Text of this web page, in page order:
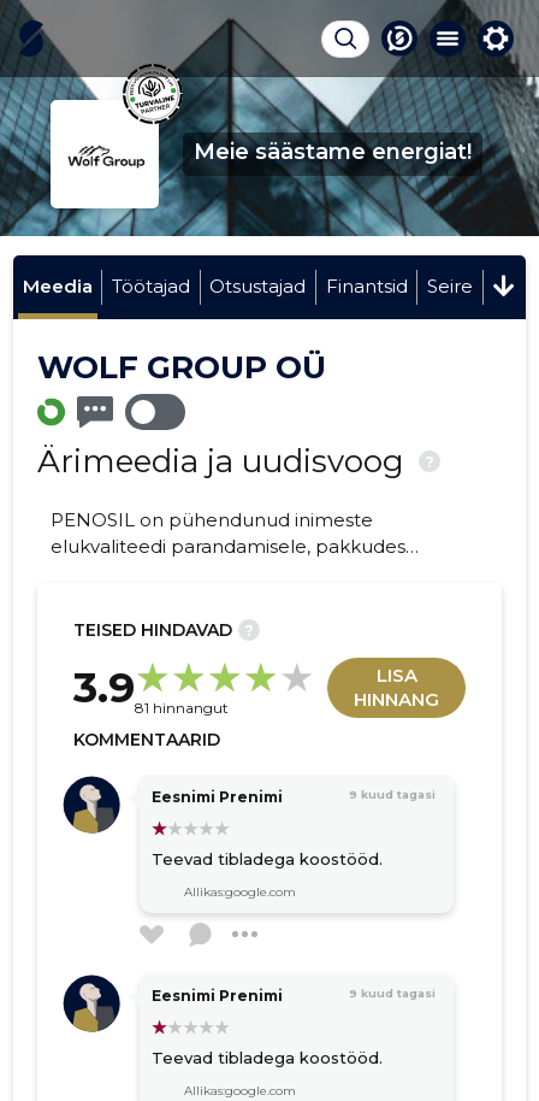
Meie säästame energiat!
Meedia Töötajad Otsustajad Finantsid Seire
WOLF GROUP OÜ
Ärimeedia ja uudisvoog ?
PENOSIL on pühendunud inimeste
elukvaliteedi parandamisele, pakkudes
TEISED HINDAVAD ?
3.981 hinnangut
LISA
HINNANG
KOMMENTAARID
Eesnimi Prenimi 9 kuud tagasi
Teevad tibladega koostööd.
Allikas:google.com
Eesnimi Prenimi 9 kuud tagasi
Teevad tibladega koostööd.
Allikas:google.com